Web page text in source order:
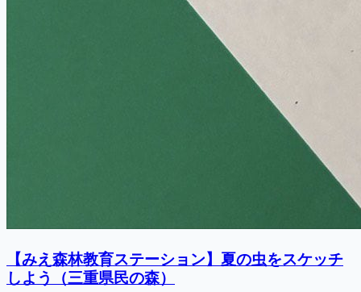
【みえ森林教育ステーション】夏の虫をスケッチ
しよう（三重県民の森）